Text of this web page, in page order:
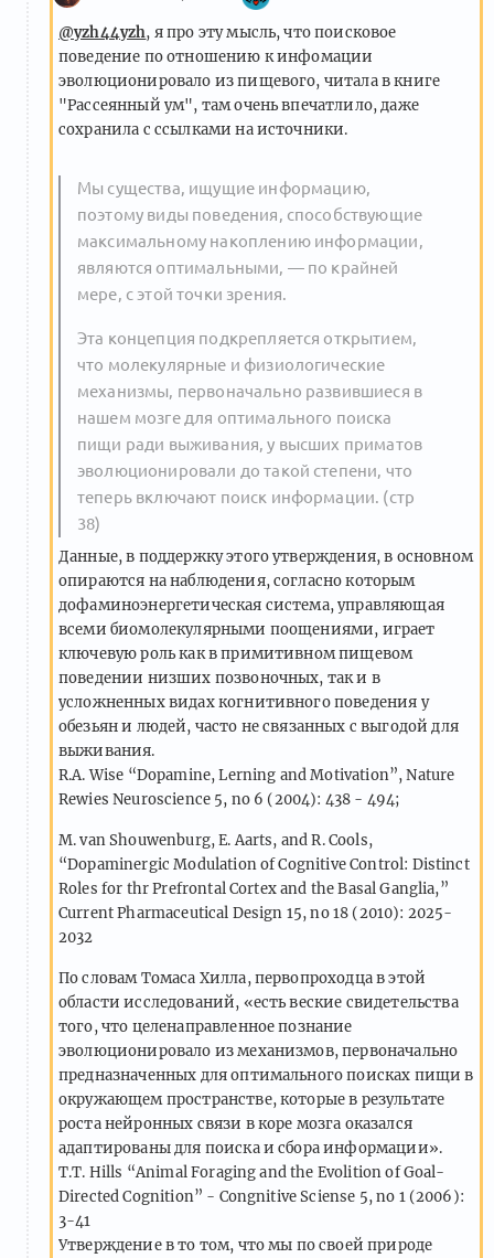
@yzh44yzh, я про эту мысль, что поисковое
поведение по отношению к инфомации
эволюционировало из пищевого, читала в книге
"Рассеянный ум", там очень впечатлило, даже
сохранила с ссылками на источники.
Мы существа, ищущие информацию,
поэтому виды поведения, способствующие
максимальному накоплению информации,
являются оптимальными, — по крайней
мере, с этой точки зрения.
Эта концепция подкрепляется открытием,
что молекулярные и физиологические
механизмы, первоначально развившиеся в
нашем мозге для оптимального поиска
пищи ради выживания, у высших приматов
эволюционировали до такой степени, что
теперь включают поиск информации. (стр
38)
Данные, в поддержку этого утверждения, в основном
опираются на наблюдения, согласно которым
дофаминоэнергетическая система, управляющая
всеми биомолекулярными поощениями, играет
ключевую роль как в примитивном пищевом
поведении низших позвоночных, так и в
усложненных видах когнитивного поведения у
обезьян и людей, часто не связанных с выгодой для
выживания.
R.A. Wise “Dopamine, Lerning and Motivation”, Nature
Rewies Neuroscience 5, no 6 (2004): 438 - 494;
M. van Shouwenburg, E. Aarts, and R. Cools,
“Dopaminergic Modulation of Cognitive Control: Distinct
Roles for thr Prefrontal Cortex and the Basal Ganglia,”
Current Pharmaceutical Design 15, no 18 (2010): 2025-
2032
По словам Томаса Хилла, первопроходца в этой
области исследований, «есть веские свидетельства
того, что целенаправленное познание
эволюционировало из механизмов, первоначально
предназначенных для оптимального поисках пищи в
окружающем пространстве, которые в результате
роста нейронных связи в коре мозга оказался
адаптированы для поиска и сбора информации».
T.T. Hills “Animal Foraging and the Evolition of Goal-
Directed Cognition” - Congnitive Sciense 5, no 1 (2006):
3-41
Утверждение в то том, что мы по своей природе